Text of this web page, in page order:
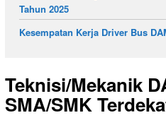
Tahun 2025
Kesempatan Kerja Driver Bus
Teknisi/Mekanik
SMA/SMK